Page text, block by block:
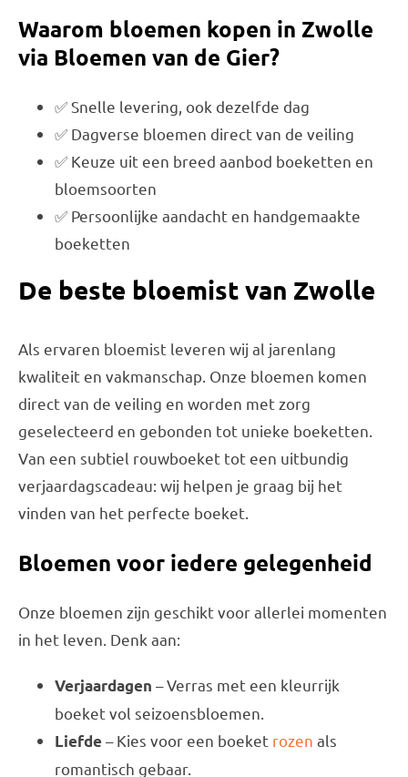
Waarom bloemen kopen in Zwolle
via Bloemen van de Gier?
✅ Snelle levering, ook dezelfde dag
✅ Dagverse bloemen direct van de veiling
✅ Keuze uit een breed aanbod boeketten en
bloemsoorten
✅ Persoonlijke aandacht en handgemaakte
boeketten
De beste bloemist van Zwolle
Als ervaren bloemist leveren wij al jarenlang
kwaliteit en vakmanschap. Onze bloemen komen
direct van de veiling en worden met zorg
geselecteerd en gebonden tot unieke boeketten.
Van een subtiel rouwboeket tot een uitbundig
verjaardagscadeau: wij helpen je graag bij het
vinden van het perfecte boeket.
Bloemen voor iedere gelegenheid
Onze bloemen zijn geschikt voor allerlei momenten
in het leven. Denk aan:
Verjaardagen – Verras met een kleurrijk
boeket vol seizoensbloemen.
Liefde– Kies voor een boeket rozen als
romantisch gebaar.